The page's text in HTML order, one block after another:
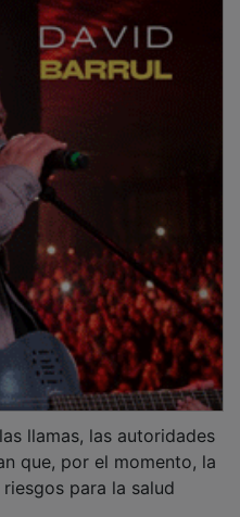
que, por el momento, la
para la salud